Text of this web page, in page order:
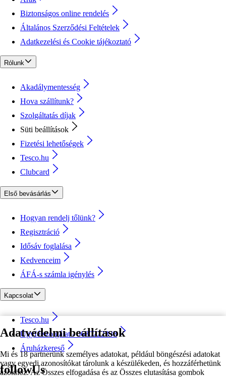
Adatvédelmi beállítások
Mi és 18 partnerünk személyes adatokat, például böngészési adatokat
vagy egyedi azonosítókat tárolunk a készülékeden, és hozzáférhetünk
azokhoz. Az Összes elfogadása és az Összes elutasítása gombok
Biztonságos online rendelés
Általános Szerződési Feltételek
Adatkezelési és Cookie tájékoztató
Rólunk
Akadálymentesség
Hova szállítunk?
Szolgáltatás díjak
Süti beállítások
Fizetési lehetőségek
Tesco.hu
Clubcard
Első bevásárlás
Hogyan rendelj tőlünk?
Regisztráció
Idősáv foglalása
Kedvenceim
ÁFÁ-s számla igénylés
Kapcsolat
Tesco.hu
Ügyfélszolgálat - 0680222333
Áruházkereső
followUs